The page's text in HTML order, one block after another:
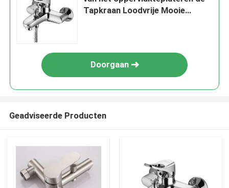
Tapkraan Loodvrije Mooie
Doorgaan
Geadviseerde Producten